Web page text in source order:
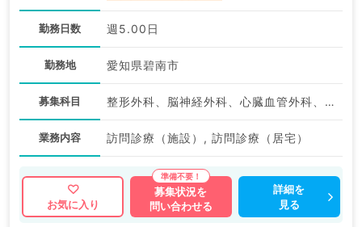
勤務日数 週5.00日
勤務地 愛知県碧南市
募集科目 整形外科、脳神経外科、心臓血管外科、泌尿器科、一般内科、循環器内科、呼吸器内科、消化器内科、内分泌・代謝内科、腎臓内科、老年内科、外科系全般、一般外科、消化器外科
業務内容 訪問診療（施設）, 訪問診療（居宅）
お気に入り
募集状況を
問い合わせる
詳細を
見る